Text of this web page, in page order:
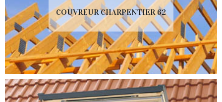
COUVREUR CHARPENTIER 62